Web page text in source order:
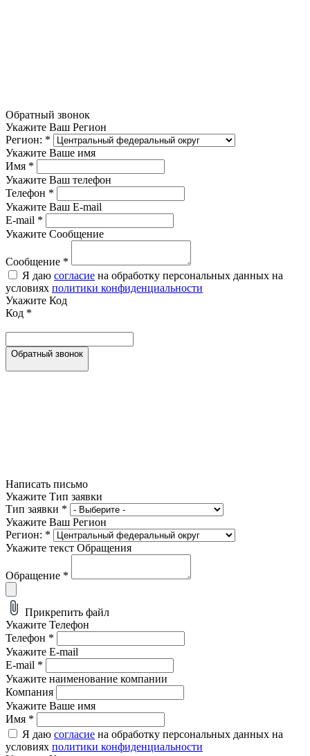
Обратный звонок
Укажите Ваш Регион
Регион: *
Укажите Ваше имя
Имя *
Укажите Ваш телефон
Телефон *
Укажите Ваш E-mail
E-mail *
Укажите Сообщение
Сообщение *
Я даю согласие на обработку персональных данных на
условиях политики конфиденциальности
Укажите Код
Код *
Обратный звонок
Написать письмо
Укажите Тип заявки
Тип заявки *
Укажите Ваш Регион
Регион: *
Укажите текст Обращения
Обращение *
Прикрепить файл
Укажите Телефон
Телефон *
Укажите E-mail
E-mail *
Укажите наименование компании
Компания
Укажите Ваше имя
Имя *
Я даю согласие на обработку персональных данных на
условиях политики конфиденциальности